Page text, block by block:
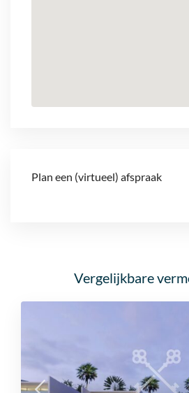
Plan een (virtueel) afspraak
Vergelijkbare